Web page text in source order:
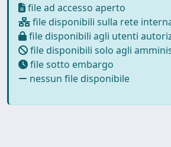
file ad accesso aperto
file disponibili sulla rete
file disponibili agli utenti
file disponibili solo agli
file sotto embargo
nessun file disponibile